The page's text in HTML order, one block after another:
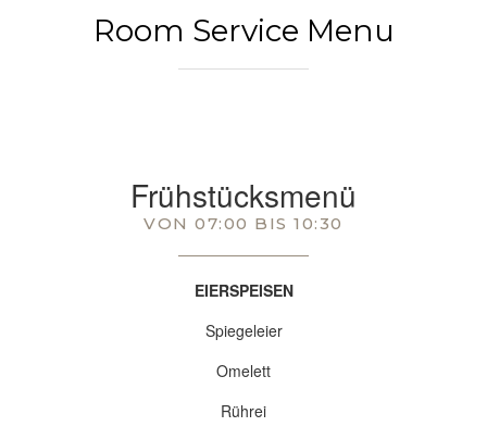
Room Service Menu
Frühstücksmenü
VON 07:00 BIS 10:30
EIERSPEISEN
Spiegeleier
Omelett
Rührei